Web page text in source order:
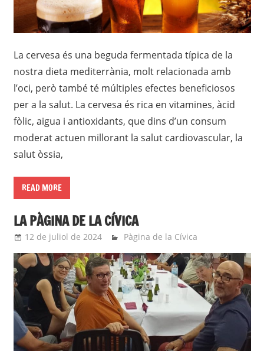
La cervesa és una beguda fermentada típica de la
nostra dieta mediterrània, molt relacionada amb
l’oci, però també té múltiples efectes beneficiosos
per a la salut. La cervesa és rica en vitamines, àcid
fòlic, aigua i antioxidants, que dins d’un consum
moderat actuen millorant la salut cardiovascular, la
salut òssia,
READ MORE
LA PÀGINA DE LA CÍVICA
12 de juliol de 2024 roger
Pàgina de la Cívica